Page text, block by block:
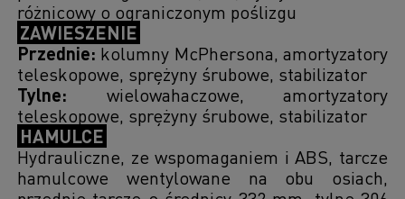
różnicowy o ograniczonym poślizgu
ZAWIESZENIE
Przednie: kolumny McPhersona, amortyzatory
teleskopowe, sprężyny śrubowe, stabilizator
Tylne: wielowahaczowe, amortyzatory
teleskopowe, sprężyny śrubowe, stabilizator
HAMULCE
Hydrauliczne, ze wspomaganiem i ABS, tarcze
hamulcowe wentylowane na obu osiach,